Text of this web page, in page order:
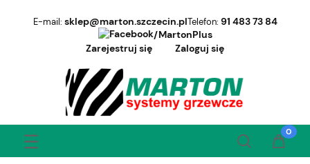
E-mail: sklep@marton.szczecin.plTelefon: 91 483 73 84
/MartonPlus
Zarejestruj się
Zaloguj się